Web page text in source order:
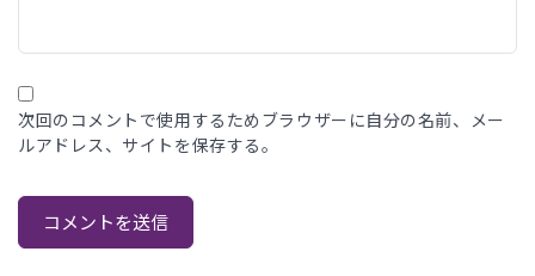
次回のコメントで使用するためブラウザーに自分の名前、メー
ルアドレス、サイトを保存する。